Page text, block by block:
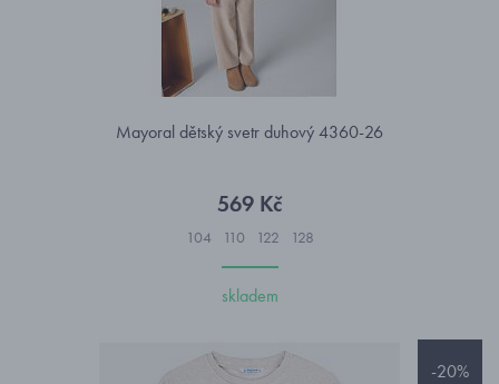
Mayoral dětský svetr duhový 4360-26
569 Kč
104 110 122 128
skladem
-20%